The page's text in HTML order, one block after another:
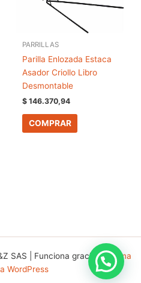
PARRILLAS
Parilla Enlozada Estaca
Asador Criollo Libro
Desmontable
$ 146.370,94
COMPRAR
SAS | Funciona gracias aTema
WordPress